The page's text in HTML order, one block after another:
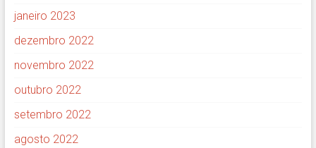
janeiro 2023
dezembro 2022
novembro 2022
outubro 2022
setembro 2022
agosto 2022